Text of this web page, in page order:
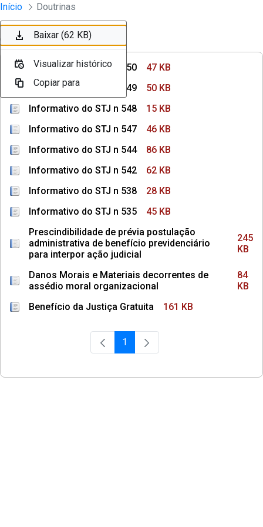
Pular para o Conteúdo principal
Instrumentos Jurídicos
Início Doutrinas
Ordenar Filtro
Informativo do STJ n 550
47 KB
Informativo do STJ n 549
50 KB
Informativo do STJ n 548
15 KB
Informativo do STJ n 547
46 KB
Informativo do STJ n 544
86 KB
Informativo do STJ n 542
62 KB
Informativo do STJ n 538
28 KB
Informativo do STJ n 535
45 KB
Prescindibilidade de prévia postulação
administrativa de benefício previdenciário
para interpor ação judicial
245
KB
Danos Morais e Materiais decorrentes de
assédio moral organizacional
84
KB
Benefício da Justiça Gratuita
161 KB
Página
1
Baixar (47 KB)
Visualizar histórico
Copiar para
Baixar (50 KB)
Visualizar histórico
Copiar para
Baixar (15 KB)
Visualizar histórico
Copiar para
Baixar (46 KB)
Visualizar histórico
Copiar para
Baixar (86 KB)
Visualizar histórico
Copiar para
Baixar (62 KB)
Visualizar histórico
Copiar para